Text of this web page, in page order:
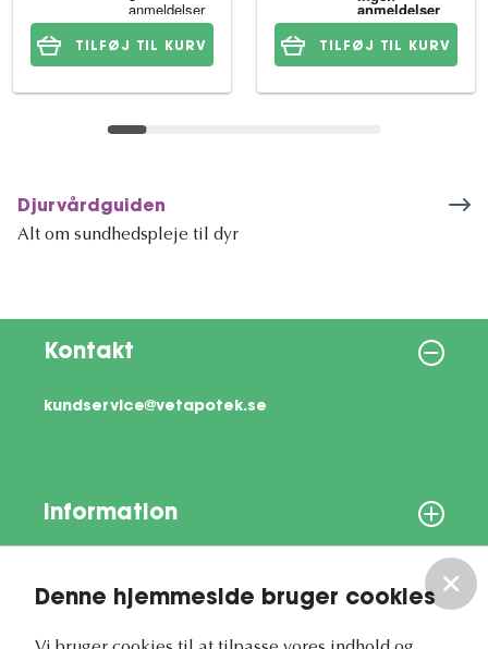
Denne hjemmeside bruger cookies
TILFØJ TIL KURV TILFØJ TIL KURV
Djurvårdguiden
Alt om sundhedspleje til dyr
Kontakt
kundservice@vetapotek.se
Information